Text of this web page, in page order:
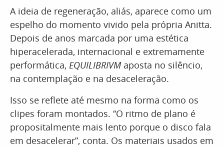
A ideia de regeneração, aliás, aparece como um
espelho do momento vivido pela própria Anitta.
Depois de anos marcada por uma estética
hiperacelerada, internacional e extremamente
performática, EQUILIBRIVM aposta no silêncio,
na contemplação e na desaceleração.
Isso se reflete até mesmo na forma como os
clipes foram montados. “O ritmo de plano é
propositalmente mais lento porque o disco fala
em desacelerar”, conta. Os materiais usados em